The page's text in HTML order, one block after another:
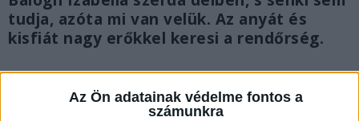
Az Ön adatainak védelme fontos a
számunkra
tudja, azóta mi van velük. Az anyát és
kisfiát nagy erőkkel keresi a rendőrség.